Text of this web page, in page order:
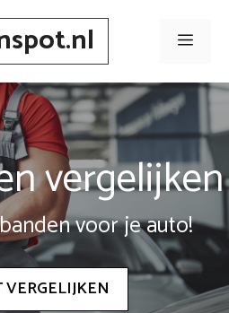
Menu
vergelijken
voor je auto!
VERGELIJKEN